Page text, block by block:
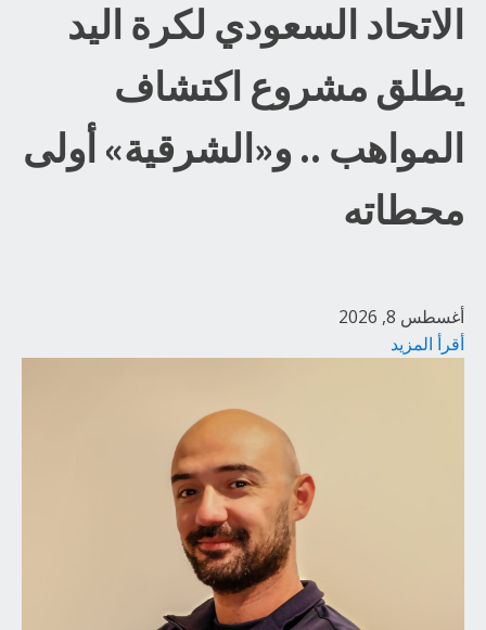
الاتحاد السعودي لكرة اليد
يطلق مشروع اكتشاف
المواهب .. و«الشرقية» أولى
محطاته
أغسطس 8, 2026
أقرأ المزيد